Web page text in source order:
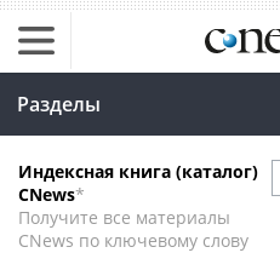
Разделы
Индексная книга (каталог)
CNews*
Получите все материалы
CNews по ключевому слову